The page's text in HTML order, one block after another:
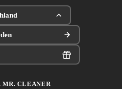
MR. CLEANER